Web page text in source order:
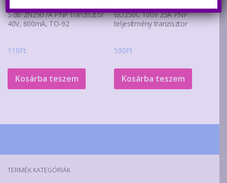
5 db 2N2907A PNP tranzisztor
40V, 600mA, TO-92
110Ft
Kosárba teszem
BD250C 100V 25A PNP
teljesítmény tranzisztor
590Ft
Kosárba teszem
TERMÉK KATEGÓRIÁK